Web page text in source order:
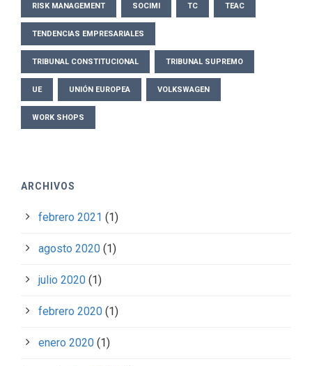
RISK MANAGEMENT SOCIMI TC TEAC
TENDENCIAS EMPRESARIALES
TRIBUNAL CONSTITUCIONAL TRIBUNAL SUPREMO
UE UNIÓN EUROPEA VOLKSWAGEN
WORK SHOPS
ARCHIVOS
febrero 2021 (1)
agosto 2020 (1)
julio 2020 (1)
febrero 2020 (1)
enero 2020 (1)